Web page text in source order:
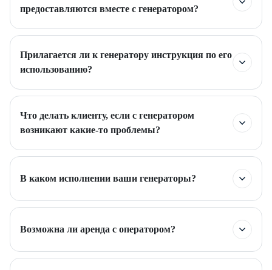
предоставляются вместе с генератором?
Прилагается ли к генератору инструкция по его
использованию?
Что делать клиенту, если с генератором
возникают какие-то проблемы?
В каком исполнении ваши генераторы?
Возможна ли аренда с оператором?